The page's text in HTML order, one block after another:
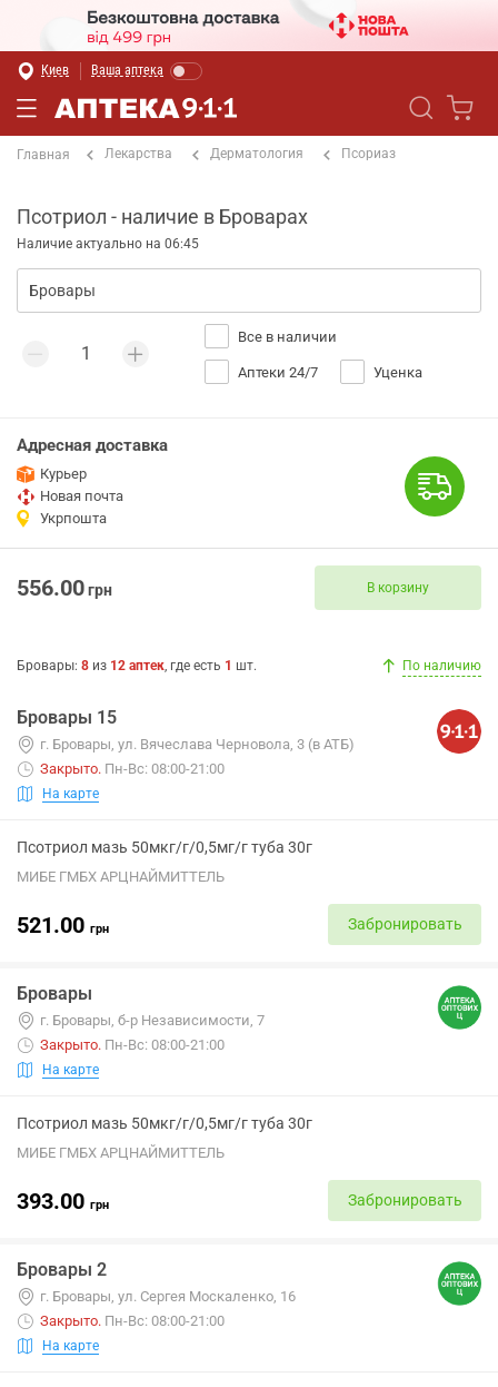
Киев Ваша аптека
Главная Лекарства Дерматология Псориаз
Псотриол - наличие в Броварах
Наличие актуально на 06:45
Все в наличии
Аптеки 24/7 Уценка
Адресная доставка
Курьер
Новая почта
Укрпошта
556.00грн В корзину
Бровары: 8 из 12 аптек, где есть 1 шт. По наличию
Бровары 15
г. Бровары, ул. Вячеслава Черновола, 3 (в АТБ)
Закрыто. Пн-Вс: 08:00-21:00
На карте
Псотриол мазь 50мкг/г/0,5мг/г туба 30г
МИБЕ ГМБХ АРЦНАЙМИТТЕЛЬ
521.00 грн Забронировать
Бровары
г. Бровары, б-р Независимости, 7
Закрыто. Пн-Вс: 08:00-21:00
На карте
Псотриол мазь 50мкг/г/0,5мг/г туба 30г
МИБЕ ГМБХ АРЦНАЙМИТТЕЛЬ
393.00 грн Забронировать
Бровары 2
г. Бровары, ул. Сергея Москаленко, 16
Закрыто. Пн-Вс: 08:00-21:00
На карте